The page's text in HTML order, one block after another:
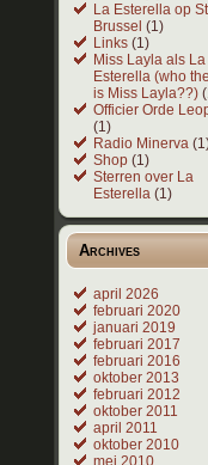
La Esterella op
Brussel (1)
Links (1)
Miss Layla als La
Esterella (who
is Miss Layla??)
Officier Orde
(1)
Radio Minerva
Shop (1)
Sterren over La
Esterella (1)
Archives
april 2026
februari 2020
januari 2019
februari 2017
februari 2016
oktober 2013
februari 2012
oktober 2011
april 2011
oktober 2010
mei 2010